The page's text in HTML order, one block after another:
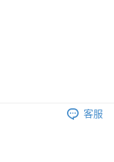
客服